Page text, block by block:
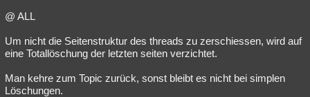
@ ALL
Um nicht die Seitenstruktur des threads zu zerschiessen, wird auf
eine Totallöschung der letzten seiten verzichtet.
Man kehre zum Topic zurück, sonst bleibt es nicht bei simplen
Löschungen.